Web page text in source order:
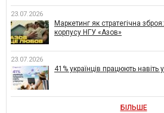
23.07.2026
Маркетинг як стратегічна
корпусу НГУ «Азов»
23.07.2026
41% українців працюють навіть
БІЛЬШЕ